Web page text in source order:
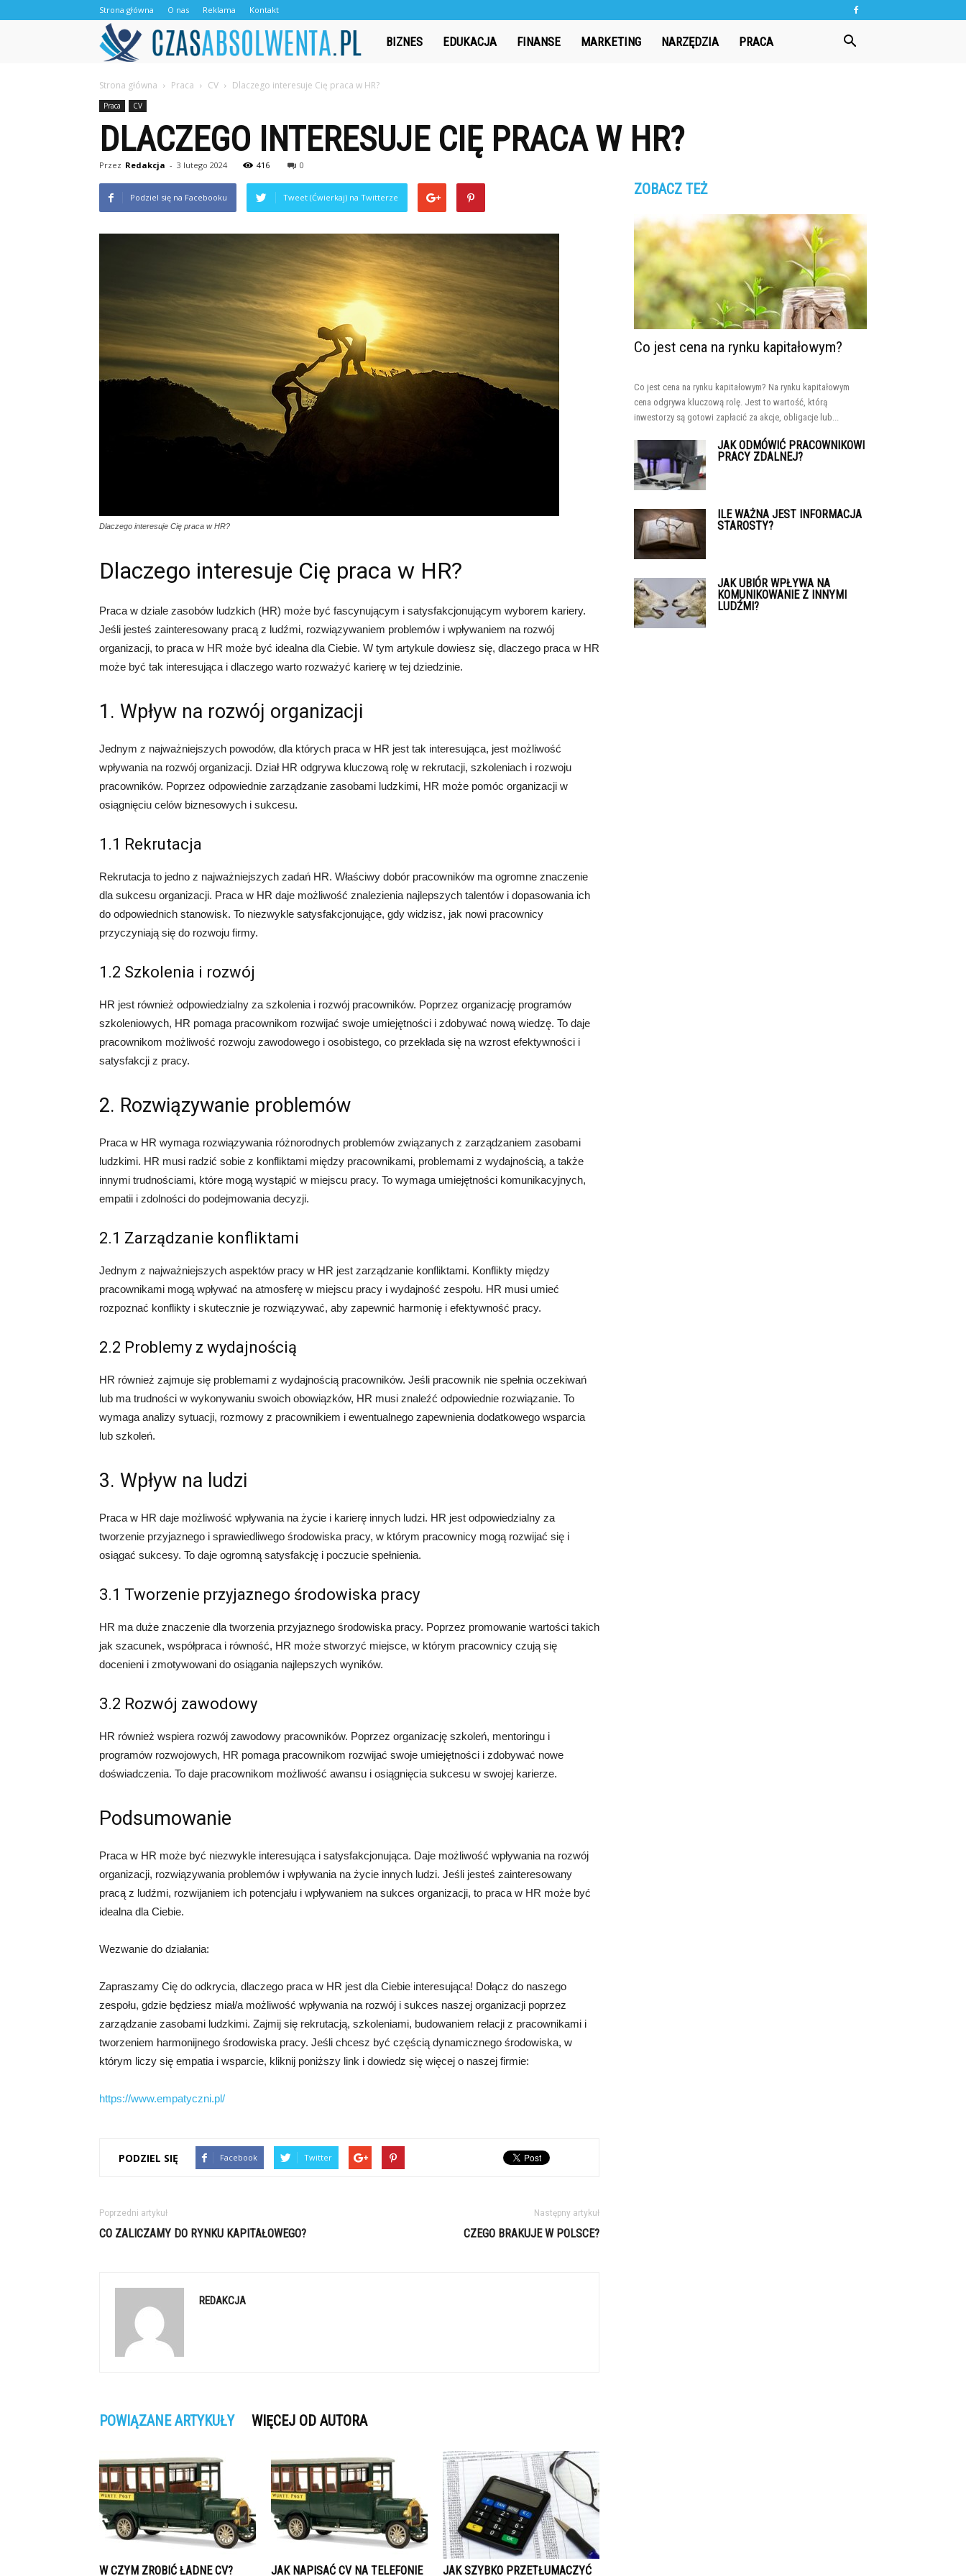
Strona główna O nas Reklama Kontakt
CzasAbsolwenta.pl
BIZNES EDUKACJA FINANSE MARKETING NARZĘDZIA PRACA
Strona główna Praca CV Dlaczego interesuje Cię praca w HR?
Praca CV
DLACZEGO INTERESUJE CIĘ PRACA W HR?
Przez Redakcja - 3 lutego 2024 416 0
Podziel się na Facebooku Tweet (Ćwierkaj) na Twitterze
Dlaczego interesuje Cię praca w HR?
Dlaczego interesuje Cię praca w HR?
Praca w dziale zasobów ludzkich (HR) może być fascynującym i satysfakcjonującym wyborem kariery.
Jeśli jesteś zainteresowany pracą z ludźmi, rozwiązywaniem problemów i wpływaniem na rozwój
organizacji, to praca w HR może być idealna dla Ciebie. W tym artykule dowiesz się, dlaczego praca w HR
może być tak interesująca i dlaczego warto rozważyć karierę w tej dziedzinie.
1. Wpływ na rozwój organizacji
Jednym z najważniejszych powodów, dla których praca w HR jest tak interesująca, jest możliwość
wpływania na rozwój organizacji. Dział HR odgrywa kluczową rolę w rekrutacji, szkoleniach i rozwoju
pracowników. Poprzez odpowiednie zarządzanie zasobami ludzkimi, HR może pomóc organizacji w
osiągnięciu celów biznesowych i sukcesu.
1.1 Rekrutacja
Rekrutacja to jedno z najważniejszych zadań HR. Właściwy dobór pracowników ma ogromne znaczenie
dla sukcesu organizacji. Praca w HR daje możliwość znalezienia najlepszych talentów i dopasowania ich
do odpowiednich stanowisk. To niezwykle satysfakcjonujące, gdy widzisz, jak nowi pracownicy
przyczyniają się do rozwoju firmy.
1.2 Szkolenia i rozwój
HR jest również odpowiedzialny za szkolenia i rozwój pracowników. Poprzez organizację programów
szkoleniowych, HR pomaga pracownikom rozwijać swoje umiejętności i zdobywać nową wiedzę. To daje
pracownikom możliwość rozwoju zawodowego i osobistego, co przekłada się na wzrost efektywności i
satysfakcji z pracy.
2. Rozwiązywanie problemów
Praca w HR wymaga rozwiązywania różnorodnych problemów związanych z zarządzaniem zasobami
ludzkimi. HR musi radzić sobie z konfliktami między pracownikami, problemami z wydajnością, a także
innymi trudnościami, które mogą wystąpić w miejscu pracy. To wymaga umiejętności komunikacyjnych,
empatii i zdolności do podejmowania decyzji.
2.1 Zarządzanie konfliktami
Jednym z najważniejszych aspektów pracy w HR jest zarządzanie konfliktami. Konflikty między
pracownikami mogą wpływać na atmosferę w miejscu pracy i wydajność zespołu. HR musi umieć
rozpoznać konflikty i skutecznie je rozwiązywać, aby zapewnić harmonię i efektywność pracy.
2.2 Problemy z wydajnością
HR również zajmuje się problemami z wydajnością pracowników. Jeśli pracownik nie spełnia oczekiwań
lub ma trudności w wykonywaniu swoich obowiązków, HR musi znaleźć odpowiednie rozwiązanie. To
wymaga analizy sytuacji, rozmowy z pracownikiem i ewentualnego zapewnienia dodatkowego wsparcia
lub szkoleń.
3. Wpływ na ludzi
Praca w HR daje możliwość wpływania na życie i karierę innych ludzi. HR jest odpowiedzialny za
tworzenie przyjaznego i sprawiedliwego środowiska pracy, w którym pracownicy mogą rozwijać się i
osiągać sukcesy. To daje ogromną satysfakcję i poczucie spełnienia.
3.1 Tworzenie przyjaznego środowiska pracy
HR ma duże znaczenie dla tworzenia przyjaznego środowiska pracy. Poprzez promowanie wartości takich
jak szacunek, współpraca i równość, HR może stworzyć miejsce, w którym pracownicy czują się
docenieni i zmotywowani do osiągania najlepszych wyników.
3.2 Rozwój zawodowy
HR również wspiera rozwój zawodowy pracowników. Poprzez organizację szkoleń, mentoringu i
programów rozwojowych, HR pomaga pracownikom rozwijać swoje umiejętności i zdobywać nowe
doświadczenia. To daje pracownikom możliwość awansu i osiągnięcia sukcesu w swojej karierze.
Podsumowanie
Praca w HR może być niezwykle interesująca i satysfakcjonująca. Daje możliwość wpływania na rozwój
organizacji, rozwiązywania problemów i wpływania na życie innych ludzi. Jeśli jesteś zainteresowany
pracą z ludźmi, rozwijaniem ich potencjału i wpływaniem na sukces organizacji, to praca w HR może być
idealna dla Ciebie.
Wezwanie do działania:
Zapraszamy Cię do odkrycia, dlaczego praca w HR jest dla Ciebie interesująca! Dołącz do naszego
zespołu, gdzie będziesz miał/a możliwość wpływania na rozwój i sukces naszej organizacji poprzez
zarządzanie zasobami ludzkimi. Zajmij się rekrutacją, szkoleniami, budowaniem relacji z pracownikami i
tworzeniem harmonijnego środowiska pracy. Jeśli chcesz być częścią dynamicznego środowiska, w
którym liczy się empatia i wsparcie, kliknij poniższy link i dowiedz się więcej o naszej firmie:
https://www.empatyczni.pl/
PODZIEL SIĘ Facebook Twitter
Poprzedni artykuł
CO ZALICZAMY DO RYNKU KAPITAŁOWEGO?
Następny artykuł
CZEGO BRAKUJE W POLSCE?
REDAKCJA
POWIĄZANE ARTYKUŁY WIĘCEJ OD AUTORA
W CZYM ZROBIĆ ŁADNE CV? JAK NAPISAĆ CV NA TELEFONIE JAK SZYBKO PRZETŁUMACZYĆ
ZOBACZ TEŻ
Co jest cena na rynku kapitałowym?
Co jest cena na rynku kapitałowym? Na rynku kapitałowym
cena odgrywa kluczową rolę. Jest to wartość, którą
inwestorzy są gotowi zapłacić za akcje, obligacje lub...
JAK ODMÓWIĆ PRACOWNIKOWI
PRACY ZDALNEJ?
ILE WAŻNA JEST INFORMACJA
STAROSTY?
JAK UBIÓR WPŁYWA NA
KOMUNIKOWANIE Z INNYMI
LUDŹMI?